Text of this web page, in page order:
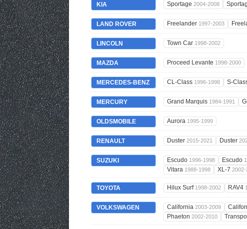
KIA Sportage 2004-2008
LAND ROVER Freelander 1997-2003
LINCOLN Town Car 1998-2002
MAZDA Proceed Levante 1998-2000
MERCEDES-BENZ CL-Class 1996-1998 S-
MERCURY Grand Marquis 1984-1991
OLDSMOBILE Aurora 1995-1999
RENAULT Duster 2015-2021 Duster
SUZUKI Escudo 1996-1998 Escudo
Vitara 1988-1998 XL-7 2002-
TOYOTA Hilux Surf 1998-2002 RAV4
VOLKSWAGEN California 2003-2009
Phaeton 2002-2010